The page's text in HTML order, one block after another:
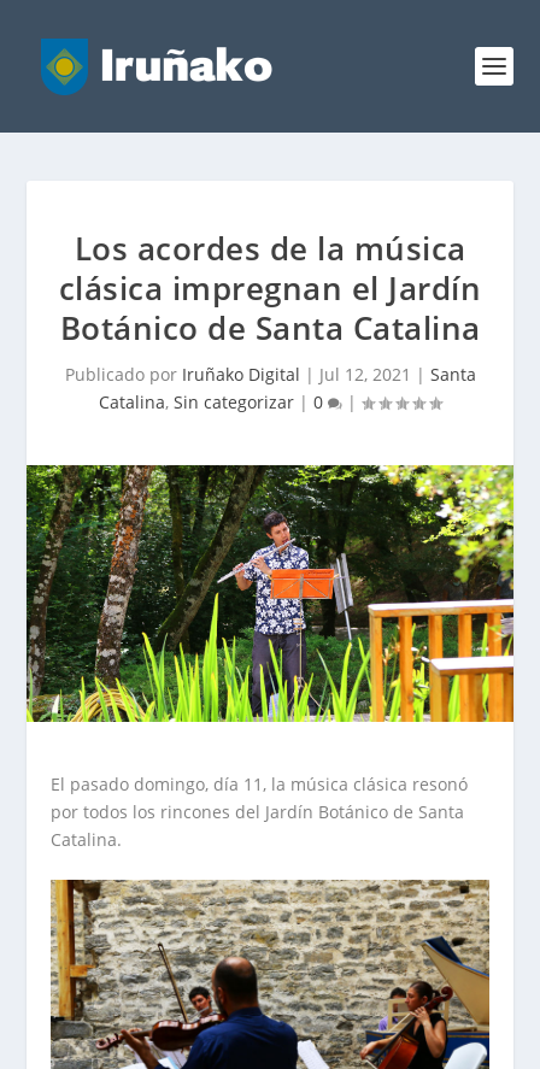
Los acordes de la música
clásica impregnan el Jardín
Botánico de Santa Catalina
Publicado por Iruñako Digital | Jul 12, 2021 | Santa
Catalina, Sin categorizar | 0 |
El pasado domingo, día 11, la música clásica resonó
por todos los rincones del Jardín Botánico de Santa
Catalina.